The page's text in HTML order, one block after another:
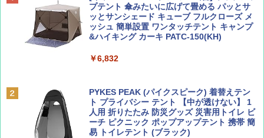
誌] (ＤＩＳＮＥＹ ＦＡＮ)
￥713
￥1,540
力的な町 2026～2027 地球の歩き方D アジア
￥2,079
￥2,479
プテント 傘みたいに広げて畳める パッとサ
ッとサンシェード キューブ フルクローズ メ
ッシュ 簡単設置 ワンタッチテント キャンプ
&ハイキング カーキ PATC-150(KH)
￥6,832
PYKES PEAK (パイクスピーク) 着替えテン
ト プライバシー テント 【中が透けない】 1
人用 折りたたみ 防災グッズ 災害用トイレ ビ
ーチ ピクニック ポップアップテント 携帯 簡
易 トイレテント (ブラック)